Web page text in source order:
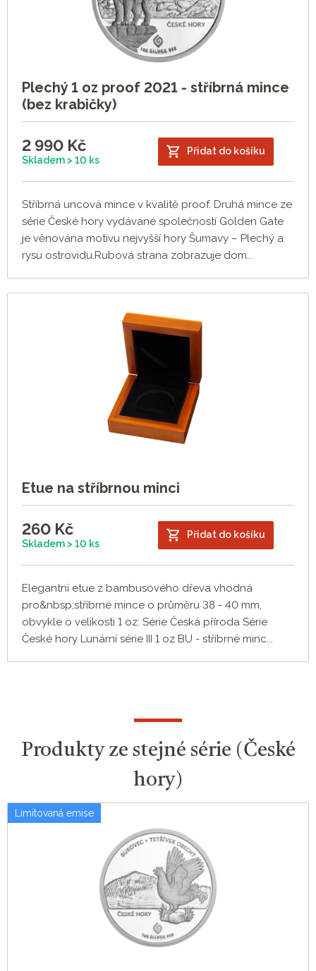
Plechý 1 oz proof 2021 - stříbrná mince
(bez krabičky)
2 990 Kč
Skladem > 10 ks
Přidat do košíku
Stříbrná uncová mince v kvalitě proof. Druhá mince ze
série České hory vydávané společností Golden Gate
je věnována motivu nejvyšší hory Šumavy – Plechý a
rysu ostrovidu.Rubová strana zobrazuje dom...
Etue na stříbrnou minci
260 Kč
Skladem > 10 ks
Přidat do košíku
Elegantní etue z bambusového dřeva vhodná
pro&nbsp;stříbrné mince o průměru 38 - 40 mm,
obvykle o velikosti 1 oz: Série Česká příroda Série
České hory Lunární série III 1 oz BU - stříbrné minc...
Produkty ze stejné série (České
hory)
Limitovaná emise